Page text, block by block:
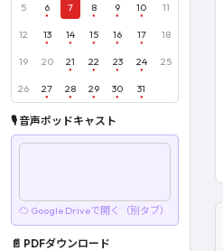
5 6 7 8 9 10 11
12 13 14 15 16 17 18
19 20 21 22 23 24 25
26 27 28 29 30 31
🎙 音声ポッドキャスト
☁ Google Driveで開く（別タブ）
📄 PDFダウンロード